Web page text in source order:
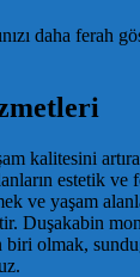
daha ferah
kalitesini
ve yaşam
olmak,